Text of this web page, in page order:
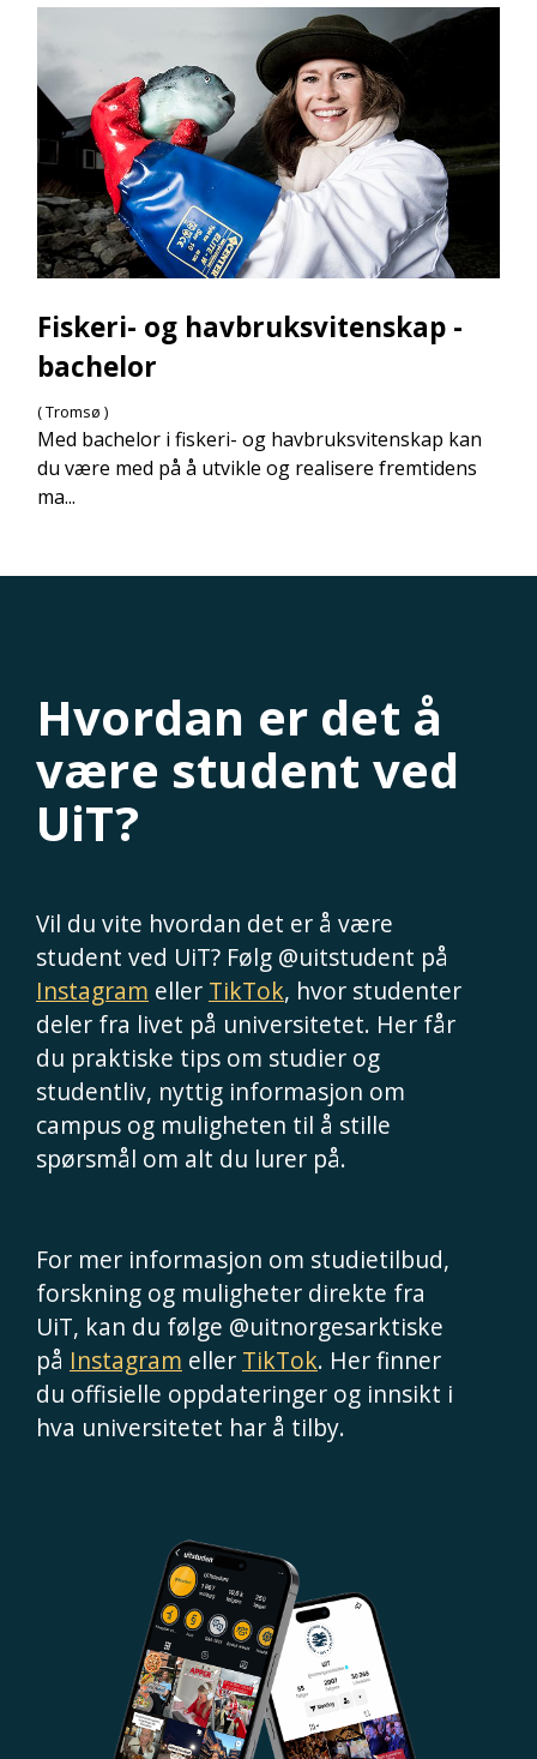
Fiskeri- og havbruksvitenskap -
bachelor
( Tromsø )
Med bachelor i fiskeri- og havbruksvitenskap kan
du være med på å utvikle og realisere fremtidens
ma...
Hvordan er det å
være student ved
UiT?
Vil du vite hvordan det er å være
student ved UiT? Følg @uitstudent på
Instagram eller TikTok, hvor studenter
deler fra livet på universitetet. Her får
du praktiske tips om studier og
studentliv, nyttig informasjon om
campus og muligheten til å stille
spørsmål om alt du lurer på.
For mer informasjon om studietilbud,
forskning og muligheter direkte fra
UiT, kan du følge @uitnorgesarktiske
på Instagram eller TikTok. Her finner
du offisielle oppdateringer og innsikt i
hva universitetet har å tilby.